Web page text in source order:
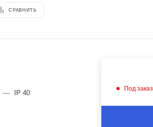
СРАВНИТЬ
—
IP 40
Под заказ